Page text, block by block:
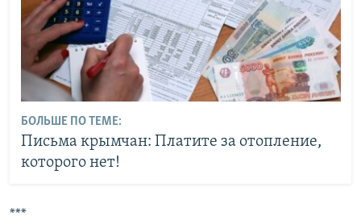
БОЛЬШЕ ПО ТЕМЕ:
Письма крымчан: Платите за отопление,
которого нет!
***